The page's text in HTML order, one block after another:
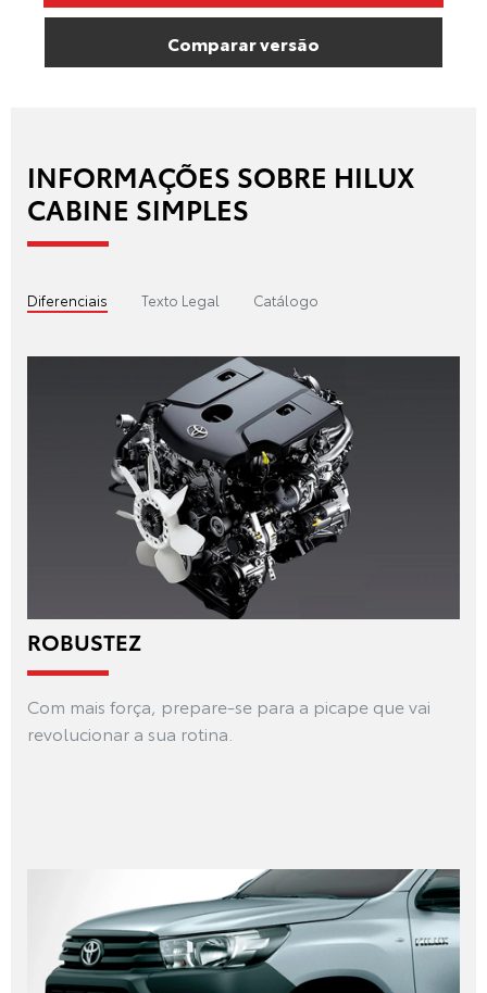
Comparar versão
INFORMAÇÕES SOBRE HILUX
CABINE SIMPLES
Diferenciais Texto Legal Catálogo
ROBUSTEZ
Com mais força, prepare-se para a picape que vai
revolucionar a sua rotina.